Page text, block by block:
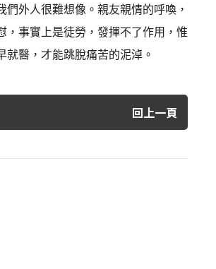
們外人很難想像。親友親情的呼喚，
，事實上是徒勞，發揮不了作用，惟
就醫，才能跳脫痛苦的泥淖。
回上一頁